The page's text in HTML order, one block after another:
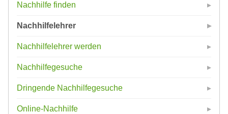
Nachhilfe finden
Nachhilfelehrer
Nachhilfelehrer werden
Nachhilfegesuche
Dringende Nachhilfegesuche
Online-Nachhilfe